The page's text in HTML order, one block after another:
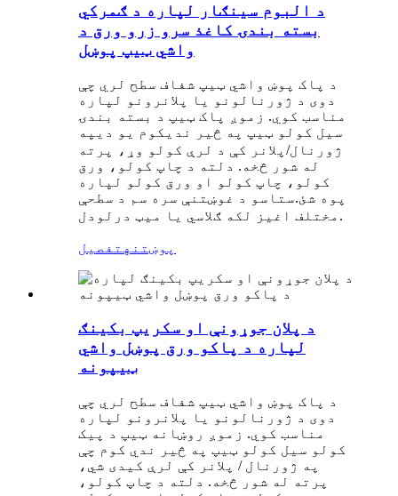
د البوم سینګار لپاره د ګمرکي
بسته بندۍ کاغذ سرو زرو ورق د
واشي ټیپ پوښل
د پاک پوښ واشي ټیپ شفاف سطح لري چې
دوی د ژورنالونو یا پلانرونو لپاره
مناسب کوي. زموږ پاک ټیپ د بسته بندۍ
سیل کولو ټیپ په څیر ندي کوم یو دی په
ژورنال/پلانر کې د لرې کولو وړ، پرته
له شور څخه. دلته د چاپ کولو، ورق
کولو، چاپ کولو او ورق کولو لپاره
پوه شئ.ستاسو د غوښتنې سره سم د سطحې
مختلف اغیز لکه ګلاسي یا میټ درلودل.
پوښتنه تفصیل
د پلان جوړونې او سکریپ بکینګ
لپاره د پاکو ورق پوښل واشي
ټیپونه
د پاک پوښ واشي ټیپ شفاف سطح لري چې
دوی د ژورنالونو یا پلانرونو لپاره
مناسب کوي. زموږ روښانه ټیپ د پیک
کولو سیل کولو ټیپ په څیر ندي کوم چې
په ژورنال / پلانر کې لرې کیدی شي،
پرته له شور څخه. دلته د چاپ کولو،